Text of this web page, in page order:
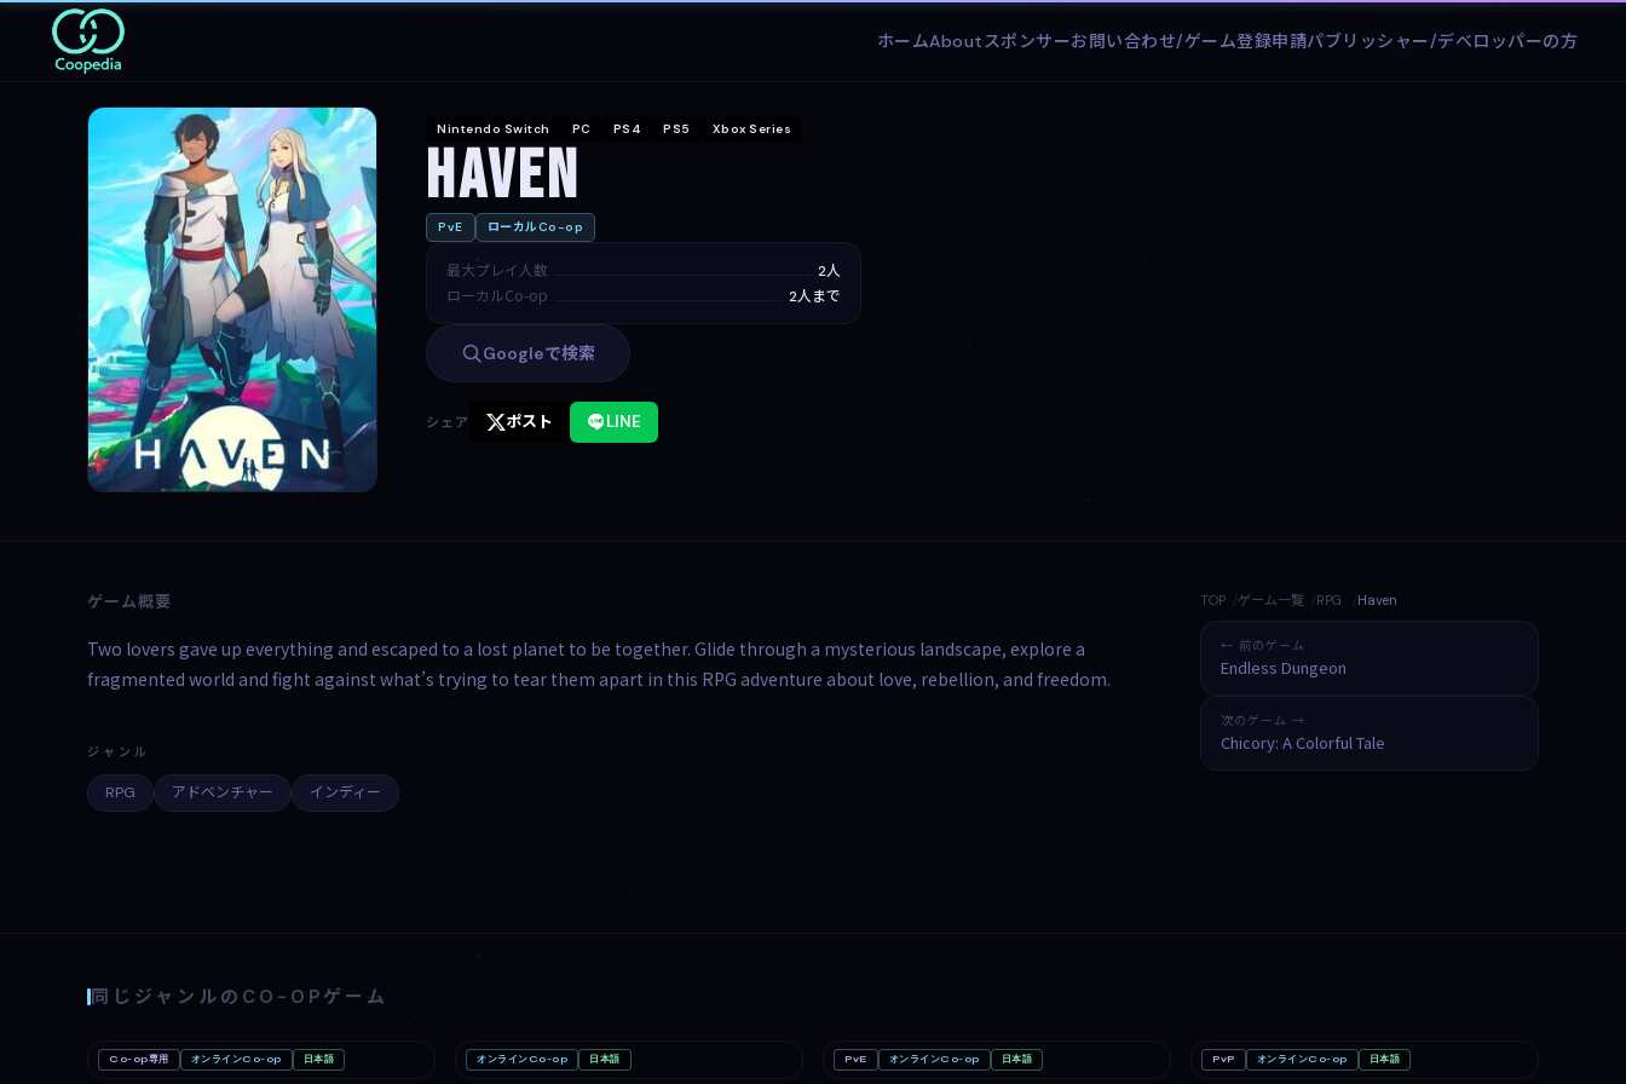
ホームAboutスポンサーお問い合わせ/ゲーム登録申請パブリッシャー/デベロッパーの方
Nintendo Switch PC PS4 PS5 Xbox Series
Haven
PvE ローカルCo-op
最大プレイ人数 2人
ローカルCo-op 2人まで
Googleで検索
シェア ポスト LINE
ゲーム概要
Two lovers gave up everything and escaped to a lost planet to be together. Glide through a mysterious landscape, explore a
fragmented world and fight against what’s trying to tear them apart in this RPG adventure about love, rebellion, and freedom.
ジャンル
RPG アドベンチャー インディー
TOP ゲーム一覧 RPG Haven
← 前のゲーム
Endless Dungeon
次のゲーム →
Chicory: A Colorful Tale
同じジャンルのCO-OPゲーム
Big Walk
Co-op専用 オンラインCo-op 日本語 Romestead
オンラインCo-op 日本語 どろぼうノーム
PvE オンラインCo-op 日本語 めっちゃカメレオン
PvP オンラインCo-op 日本語